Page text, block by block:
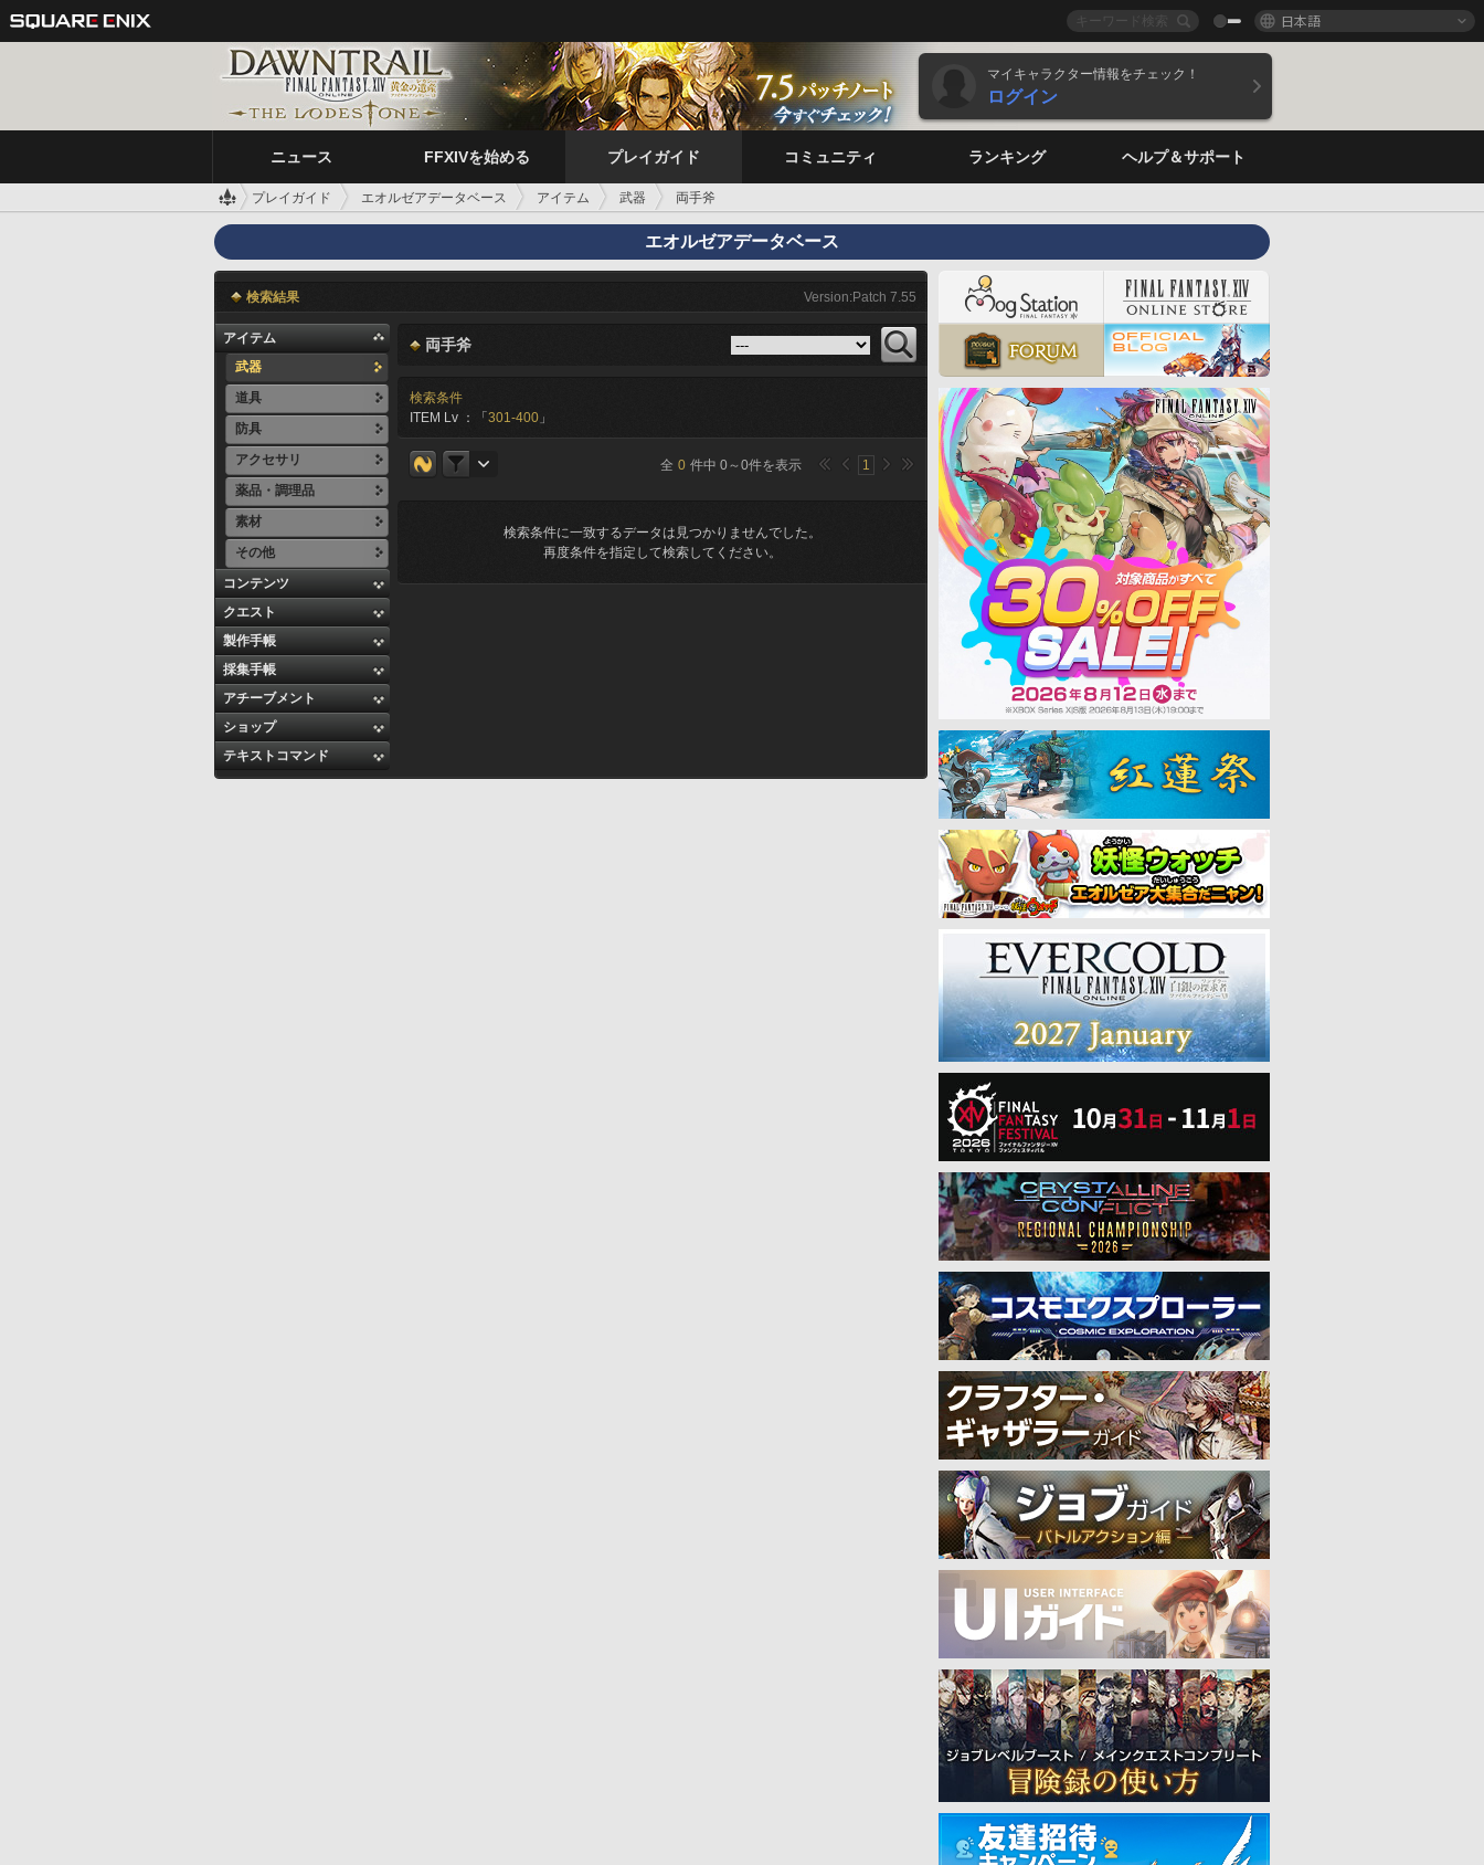
日本語
マイキャラクター情報をチェック！
ログイン
ニュース FFXIVを始める プレイガイド コミュニティ ランキング ヘルプ＆サポート
プレイガイド エオルゼアデータベース アイテム 武器 両手斧
エオルゼアデータベース
検索結果 Version:Patch 7.55
アイテム
武器
道具
防具
アクセサリ
薬品・調理品
素材
その他
コンテンツ
クエスト
製作手帳
採集手帳
アチーブメント
ショップ
テキストコマンド
両手斧
検索条件
ITEM Lv ：「 301-400 」
全 0 件中 0～0件を表示 1
検索条件に一致するデータは見つかりませんでした。
再度条件を指定して検索してください。